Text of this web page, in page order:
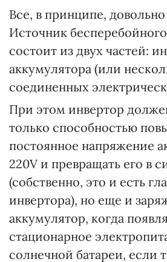
Все, в принципе,
Источник
состоит из двух частей:
аккумулятора (или
соединенных
При этом инвертор
только способностью
постоянное напряжение
220V и превращать его в
(собственно, это и есть
инвертора), но еще и
аккумулятор, когда
стационарное
солнечной батареи, если